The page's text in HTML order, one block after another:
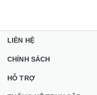
LIÊN HỆ
CHÍNH SÁCH
HỖ TRỢ